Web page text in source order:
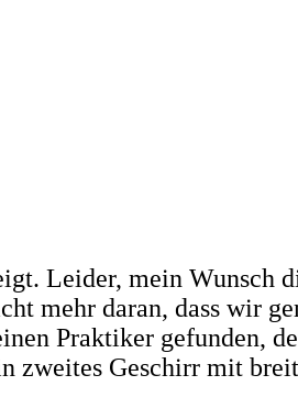
Leider, mein Wunsch
mehr daran, dass wir
Praktiker gefunden,
Geschirr mit